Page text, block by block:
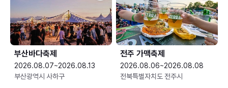
부산바다축제
2026.08.07~2026.08.13
부산광역시 사하구
전주 가맥축제
2026.08.06~2026.08.08
전북특별자치도 전주시